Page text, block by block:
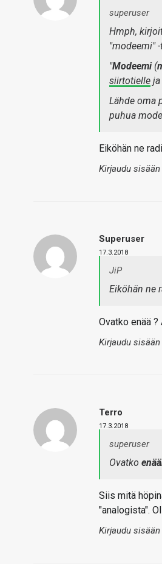
superuser
Hmph,
"modeemi"
"Modeemi(
siirtotielle
Lähde oma
puhua
Eiköhän ne
Kirjaudu
Superuser
17.3.2018
JiP
Eiköhän ne
Ovatko enää
Kirjaudu
Terro
17.3.2018
superuser
Ovatko
Siis mitä
"analogista".
Kirjaudu